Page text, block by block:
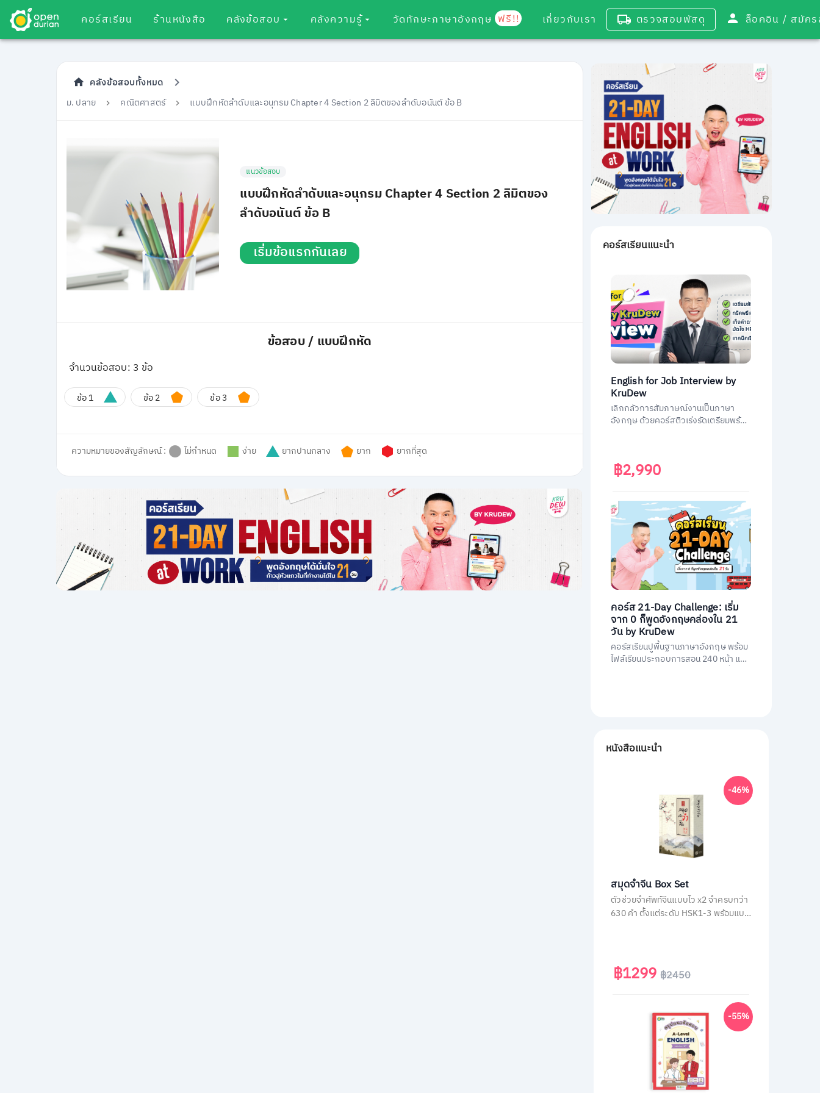
คอร์สเรียน ร้านหนังสือ คลังข้อสอบ คลังความรู้ วัดทักษะภาษาอังกฤษ ฟรี!! เกี่ยวกับเรา ตรวจสอบพัสดุ ล็อคอิน /
คลังข้อสอบทั้งหมด
ม. ปลาย
คณิตศาสตร์ แบบฝึกหัดลำดับและอนุกรม Chapter 4 Section 2 ลิมิตของลำดับอนันต์ ข้อ B
แนวข้อสอบ
แบบฝึกหัดลำดับและอนุกรม Chapter 4 Section 2 ลิมิตของ
ลำดับอนันต์ ข้อ B
เริ่มข้อแรกกันเลย
ข้อสอบ / แบบฝึกหัด
จำนวนข้อสอบ: 3 ข้อ
ข้อ 1 ข้อ 2 ข้อ 3
ความหมายของสัญลักษณ์ : ไม่กำหนด ง่าย ยากปานกลาง ยาก ยากที่สุด
คอร์สเรียนแนะนำ
English for Job Interview by
KruDew
เลิกกลัวการสัมภาษณ์งานเป็นภาษา
อังกฤษ ด้วยคอร์สติวเร่งรัดเตรียมพร้อม
฿2,990
คอร์ส 21-Day Challenge: เริ่ม
จาก 0 ก็พูดอังกฤษคล่องใน 21
วัน by KruDew
คอร์สเรียนปูพื้นฐานภาษาอังกฤษ พร้อม
ไฟล์เรียนประกอบการสอน 240 หน้า และ
หนังสือแนะนำ
สมุดจำจีน Box Set
ตัวช่วยจำศัพท์จีนแบบไว x2 จำครบกว่า
630 คำ ตั้งแต่ระดับ HSK1-3 พร้อมแบบ
-46%
฿1299฿2450
-55%